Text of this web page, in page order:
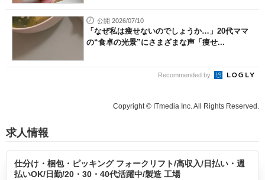
公開 2026/07/10
「なぜ私は痩せないのでしょうか…」20代ママ
の“食卓の光景”にさまざまな声「痩せ...
Recommended by
Copyright © ITmedia Inc. All Rights Reserved.
求人情報
仕分け・梱包・ピッキング フォークリフト/高収入/日払い・週
払いOK/日勤/20・30・40代活躍中/製造 工場